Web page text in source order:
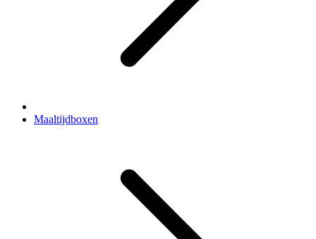
Maaltijdboxen